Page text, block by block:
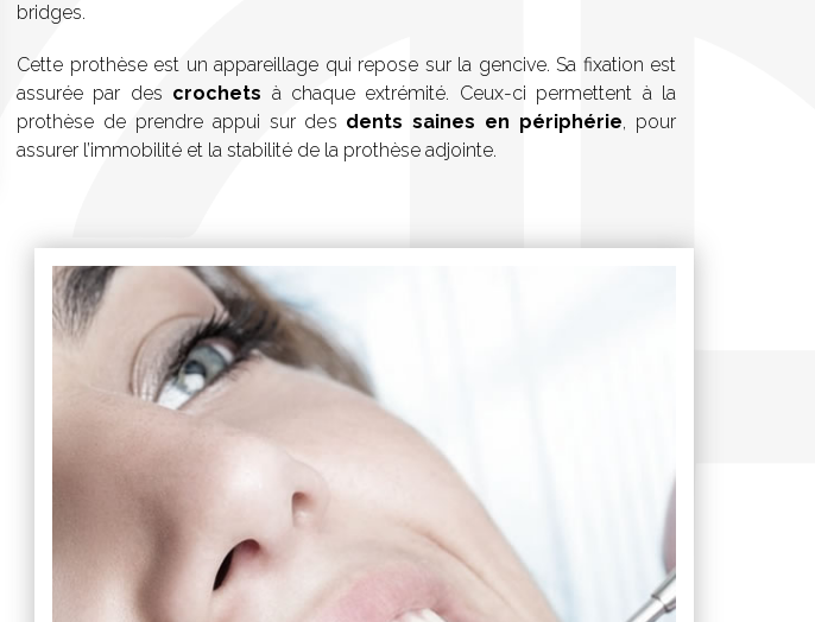
bridges.
Cette prothèse est un appareillage qui repose sur la gencive. Sa fixation est
assurée par des crochets à chaque extrémité. Ceux-ci permettent à la
prothèse de prendre appui sur des dents saines en périphérie, pour
assurer l’immobilité et la stabilité de la prothèse adjointe.